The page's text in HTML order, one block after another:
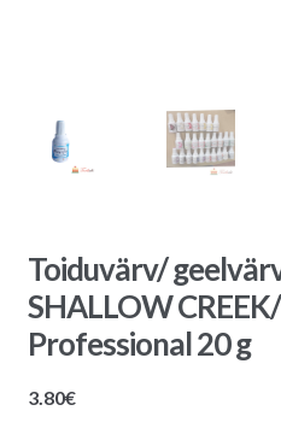
Toiduvärv/
SHALLOW
Professional 20 g
3.80€